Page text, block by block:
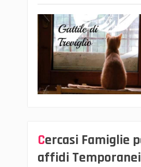
Cercasi Famiglie per
affidi Temporanei